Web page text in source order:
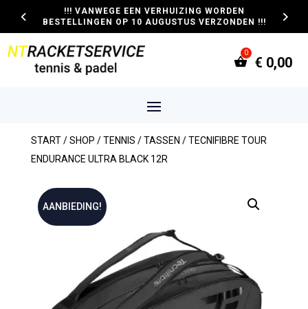
!!! VANWEGE EEN VERHUIZING WORDEN
BESTELLINGEN OP 10 AUGUSTUS VERZONDEN !!!
€ 0,00
START/SHOP /TENNIS /TASSEN / TECNIFIBRE TOUR
ENDURANCE ULTRA BLACK 12R
AANBIEDING!